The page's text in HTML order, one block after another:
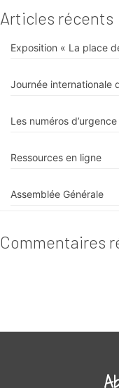
Articles récents
Exposition « La place
Journée internationale
Les numéros d’urgence
Ressources en ligne
Assemblée Générale
Commentaires